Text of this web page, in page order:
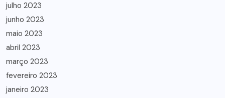
julho 2023
junho 2023
maio 2023
abril 2023
março 2023
fevereiro 2023
janeiro 2023